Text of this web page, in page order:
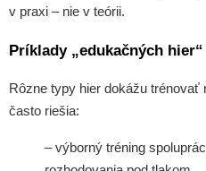
v praxi – nie v teórii.
Príklady „edukačných
Rôzne typy hier dokážu
často riešia:
– výborný tréning